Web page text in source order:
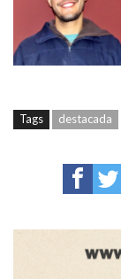
Tags destacada